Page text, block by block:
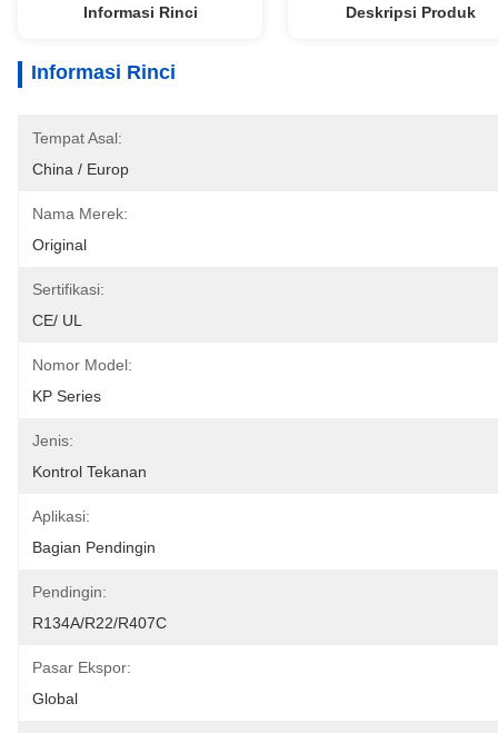
Informasi Rinci Deskripsi Produk
Informasi Rinci
Tempat Asal:
China / Europ
Nama Merek:
Original
Sertifikasi:
CE/ UL
Nomor Model:
KP Series
Jenis:
Kontrol Tekanan
Aplikasi:
Bagian Pendingin
Pendingin:
R134A/R22/R407C
Pasar Ekspor:
Global